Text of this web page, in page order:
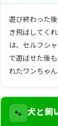
遊び終わった
き飛ばしてく
は、セルフシ
で遊ばせた後
れたワンちゃ
🐾 犬と飼